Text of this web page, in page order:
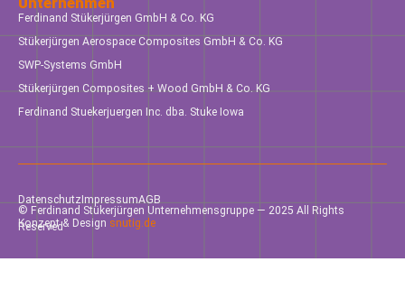
Ferdinand Stükerjürgen GmbH & Co. KG
Stükerjürgen Aerospace Composites GmbH & Co. KG
SWP-Systems GmbH
Stükerjürgen Composites + Wood GmbH & Co. KG
Ferdinand Stuekerjuergen Inc. dba. Stuke Iowa
DatenschutzImpressumAGB
© Ferdinand Stükerjürgen Unternehmensgruppe — 2025 All Rights
Reserved
Konzept & Design snutig.de